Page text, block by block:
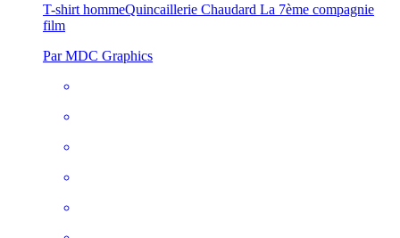
T-shirt hommeQuincaillerie Chaudard La 7ème compagnie
film
Par MDC Graphics